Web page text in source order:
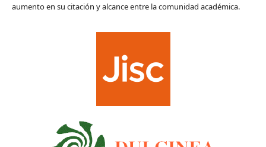
aumento en su citación y alcance entre la comunidad académica.